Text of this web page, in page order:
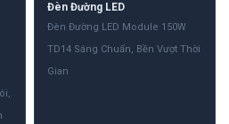
Đèn Đường LED
Đèn Đường LED Module 150W
TD14 Sáng Chuẩn, Bền Vượt Thời
Gian